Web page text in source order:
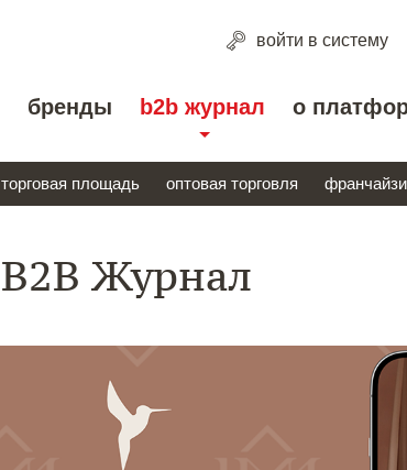
войти в систему
бренды b2b журнал о
торговая площадь оптовая торговля
B2B Журнал